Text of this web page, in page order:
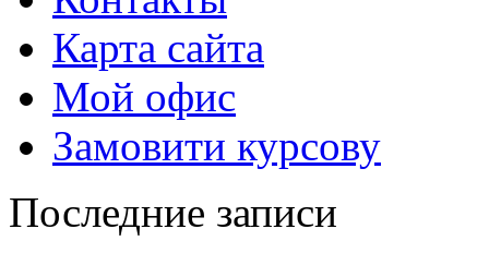
Карта сайта
Мой офис
Замовити курсову
Последние записи